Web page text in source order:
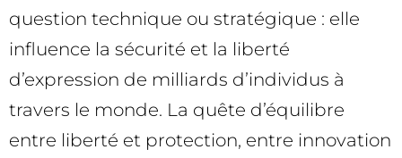
question technique ou stratégique : elle
influence la sécurité et la liberté
d’expression de milliards d’individus à
travers le monde. La quête d’équilibre
entre liberté et protection, entre innovation